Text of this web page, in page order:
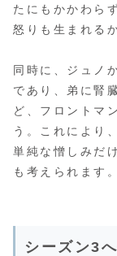
たにもかかわら
怒りも生まれる
同時に、ジュノ
であり、弟に腎
ど、フロントマ
う。これにより
単純な憎しみだ
も考えられます。
シーズン3